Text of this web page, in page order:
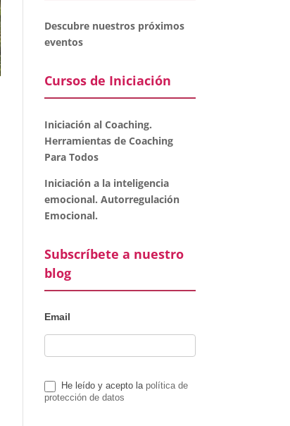
Descubre nuestros próximos
eventos
Cursos de Iniciación
Iniciación al Coaching.
Herramientas de Coaching
Para Todos
Iniciación a la inteligencia
emocional. Autorregulación
Emocional.
Subscríbete a nuestro
blog
Email
He leído y acepto la política de
protección de datos